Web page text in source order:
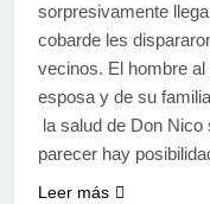
sorpresivamente
cobarde les
vecinos. El hombre
esposa y de su
la salud de Don Nico
parecer hay
Leer más